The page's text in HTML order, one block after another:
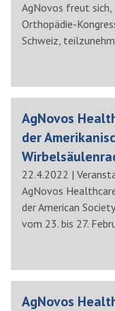
AgNovos freut sich,
Orthopädie-
Schweiz,
AgNovos
der
22.4.2022 |
AgNovos
der American
vom 23. bis 27.
AgNovos